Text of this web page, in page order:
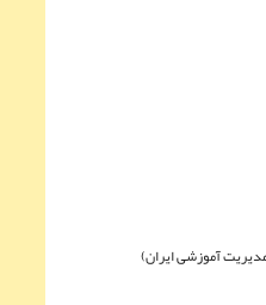
آموزشی ایران)